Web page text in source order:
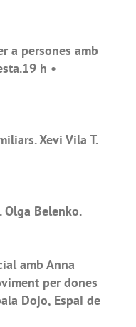
a persones amb
h •
Xevi Vila T.
Olga Belenko.
amb Anna
per dones
Dojo, Espai de